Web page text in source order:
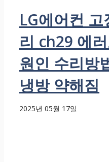
LG에어컨 고
리 ch29 에
원인 수리방
냉방 약해짐
2025년 05월 17일